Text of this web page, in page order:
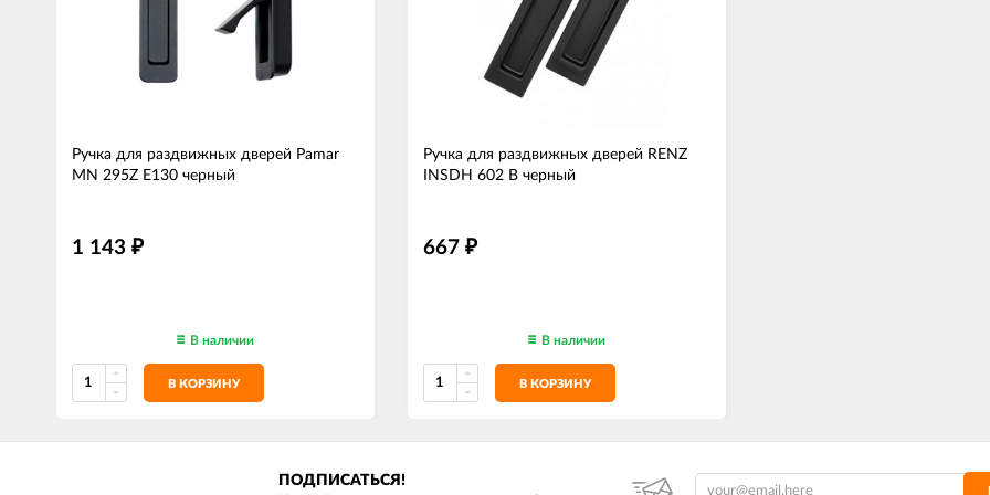
Ручка для раздвижных дверей Pamar
MN 295Z E130 черный
1 143 ₽
В наличии
В КОРЗИНУ
Ручка для раздвижных дверей RENZ
INSDH 602 B черный
667 ₽
В наличии
В КОРЗИНУ
ПОДПИСАТЬСЯ!